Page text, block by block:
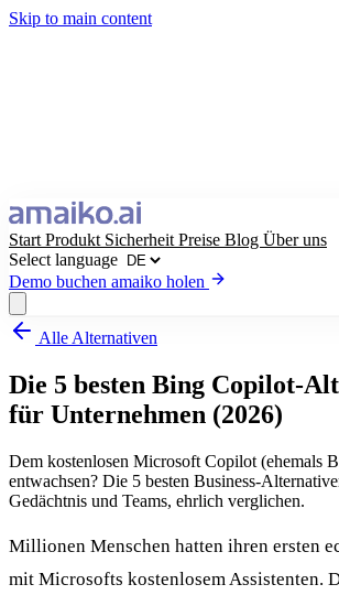
Skip to main content
Start Produkt Sicherheit Preise Blog Über uns
Select language
Demo buchen amaiko holen
amaiko holen Demo buchen
Select language
Alle Alternativen
Die 5 besten Bing Copilot-
für Unternehmen (2026)
Dem kostenlosen Microsoft Copilot (ehemals
entwachsen? Die 5 besten Business-
Gedächtnis und Teams, ehrlich verglichen.
Millionen Menschen hatten ihren ersten
mit Microsofts kostenlosem Assistenten.